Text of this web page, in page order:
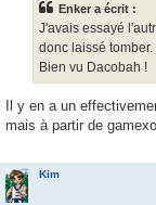
Enker a écrit :
J'avais essayé
donc laissé tomber.
Bien vu Dacobah !
Il y en a un
mais à partir de
Kim